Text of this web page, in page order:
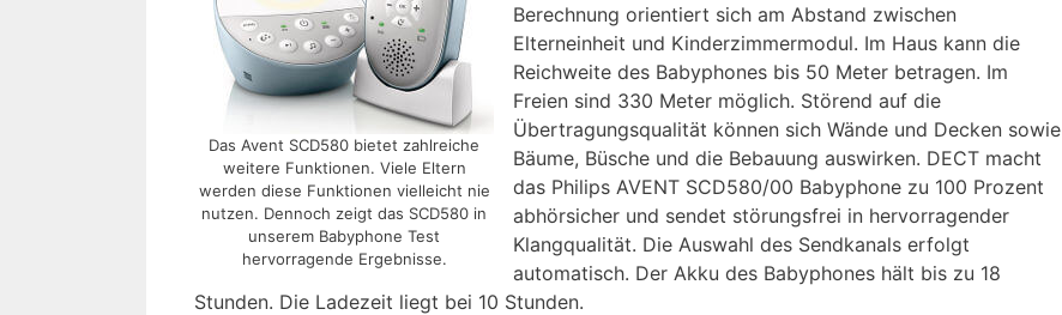
Das Avent SCD580 bietet zahlreiche
weitere Funktionen. Viele Eltern
werden diese Funktionen vielleicht nie
nutzen. Dennoch zeigt das SCD580 in
unserem Babyphone Test
hervorragende Ergebnisse.
Berechnung orientiert sich am Abstand zwischen
Elterneinheit und Kinderzimmermodul. Im Haus kann die
Reichweite des Babyphones bis 50 Meter betragen. Im
Freien sind 330 Meter möglich. Störend auf die
Übertragungsqualität können sich Wände und Decken sowie
Bäume, Büsche und die Bebauung auswirken. DECT macht
das Philips AVENT SCD580/00 Babyphone zu 100 Prozent
abhörsicher und sendet störungsfrei in hervorragender
Klangqualität. Die Auswahl des Sendkanals erfolgt
automatisch. Der Akku des Babyphones hält bis zu 18
Stunden. Die Ladezeit liegt bei 10 Stunden.